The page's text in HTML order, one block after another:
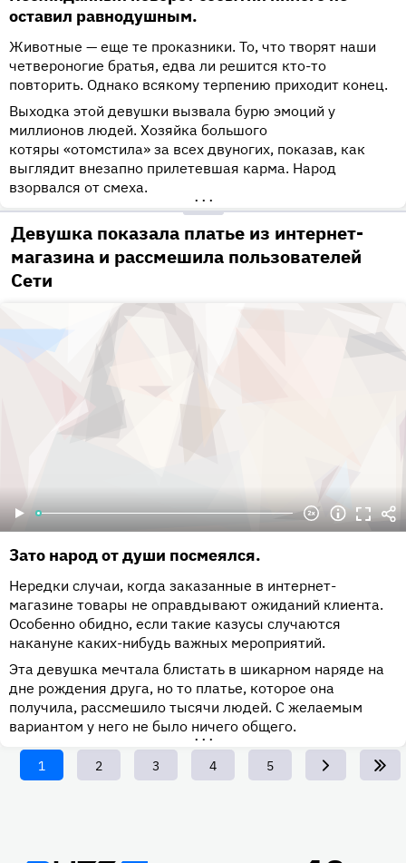
оставил равнодушным.
Животные — еще те проказники. То, что творят наши
четвероногие братья, едва ли решится кто-то
повторить. Однако всякому терпению приходит конец.
Выходка этой девушки вызвала бурю эмоций у
миллионов людей. Хозяйка большого
котяры «отомстила» за всех двуногих, показав, как
выглядит внезапно прилетевшая карма. Народ
взорвался от смеха.
•••
Девушка показала платье из интернет-
магазина и рассмешила пользователей
Сети
Зато народ от души посмеялся.
Нередки случаи, когда заказанные в интернет-
магазине товары не оправдывают ожиданий клиента.
Особенно обидно, если такие казусы случаются
накануне каких-нибудь важных мероприятий.
Эта девушка мечтала блистать в шикарном наряде на
дне рождения друга, но то платье, которое она
получила, рассмешило тысячи людей. С желаемым
вариантом у него не было ничего общего.
•••
Текущая
страница
1 Page
2 Page
3 Page
4 Page
5